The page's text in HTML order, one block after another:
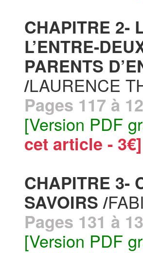
CHAPITRE 2-
L’ENTRE-
PARENTS
/LAURENCE
Pages 117 à
[Version PDF
cet article - 3€]
CHAPITRE 3-
SAVOIRS /
Pages 131 à
[Version PDF